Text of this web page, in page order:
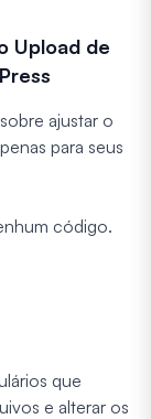
Upload de
ajustar o
para seus
código.
que
e alterar os